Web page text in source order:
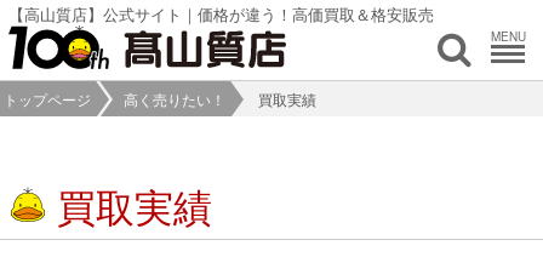
【高山質店】公式サイト｜価格が違う！高価買取＆格安販売
MENU
トップページ 高く売りたい！ 買取実績
買取実績